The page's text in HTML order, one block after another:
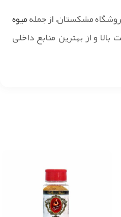
مشکستان، از جملهمیوه
بالا و از بهترین منابع داخلی